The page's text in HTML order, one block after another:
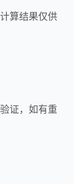
算结果仅供
证，如有重